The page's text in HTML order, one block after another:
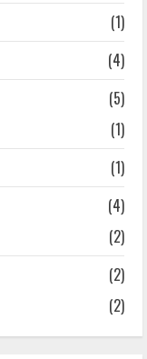
(1)
(4)
(5)
(1)
(1)
(4)
(2)
(2)
(2)